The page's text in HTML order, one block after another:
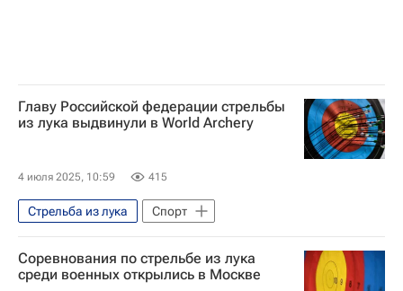
Главу Российской федерации стрельбы
из лука выдвинули в World Archery
4 июля 2025, 10:59 415
Стрельба из лука Спорт
Соревнования по стрельбе из лука
среди военных открылись в Москве